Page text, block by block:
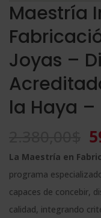
Maestría
Joyas –
la Haya –
El
La Maestría en
programa
capaces de concebir,
calidad, integrando